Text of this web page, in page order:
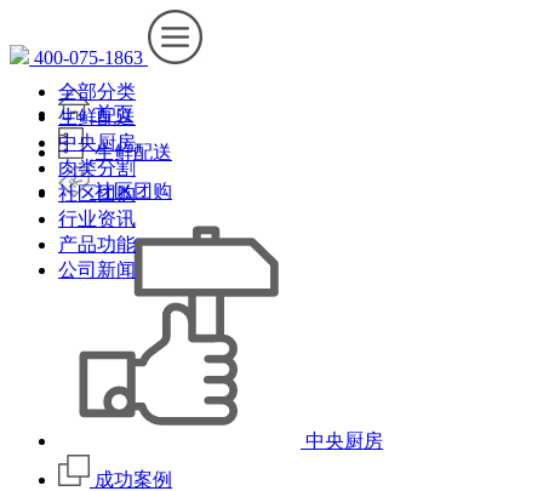
400-075-1863
首页
生鲜配送
社区团购
中央厨房
成功案例
全部分类
生鲜配送
中央厨房
肉类分割
社区团购
行业资讯
产品功能
公司新闻